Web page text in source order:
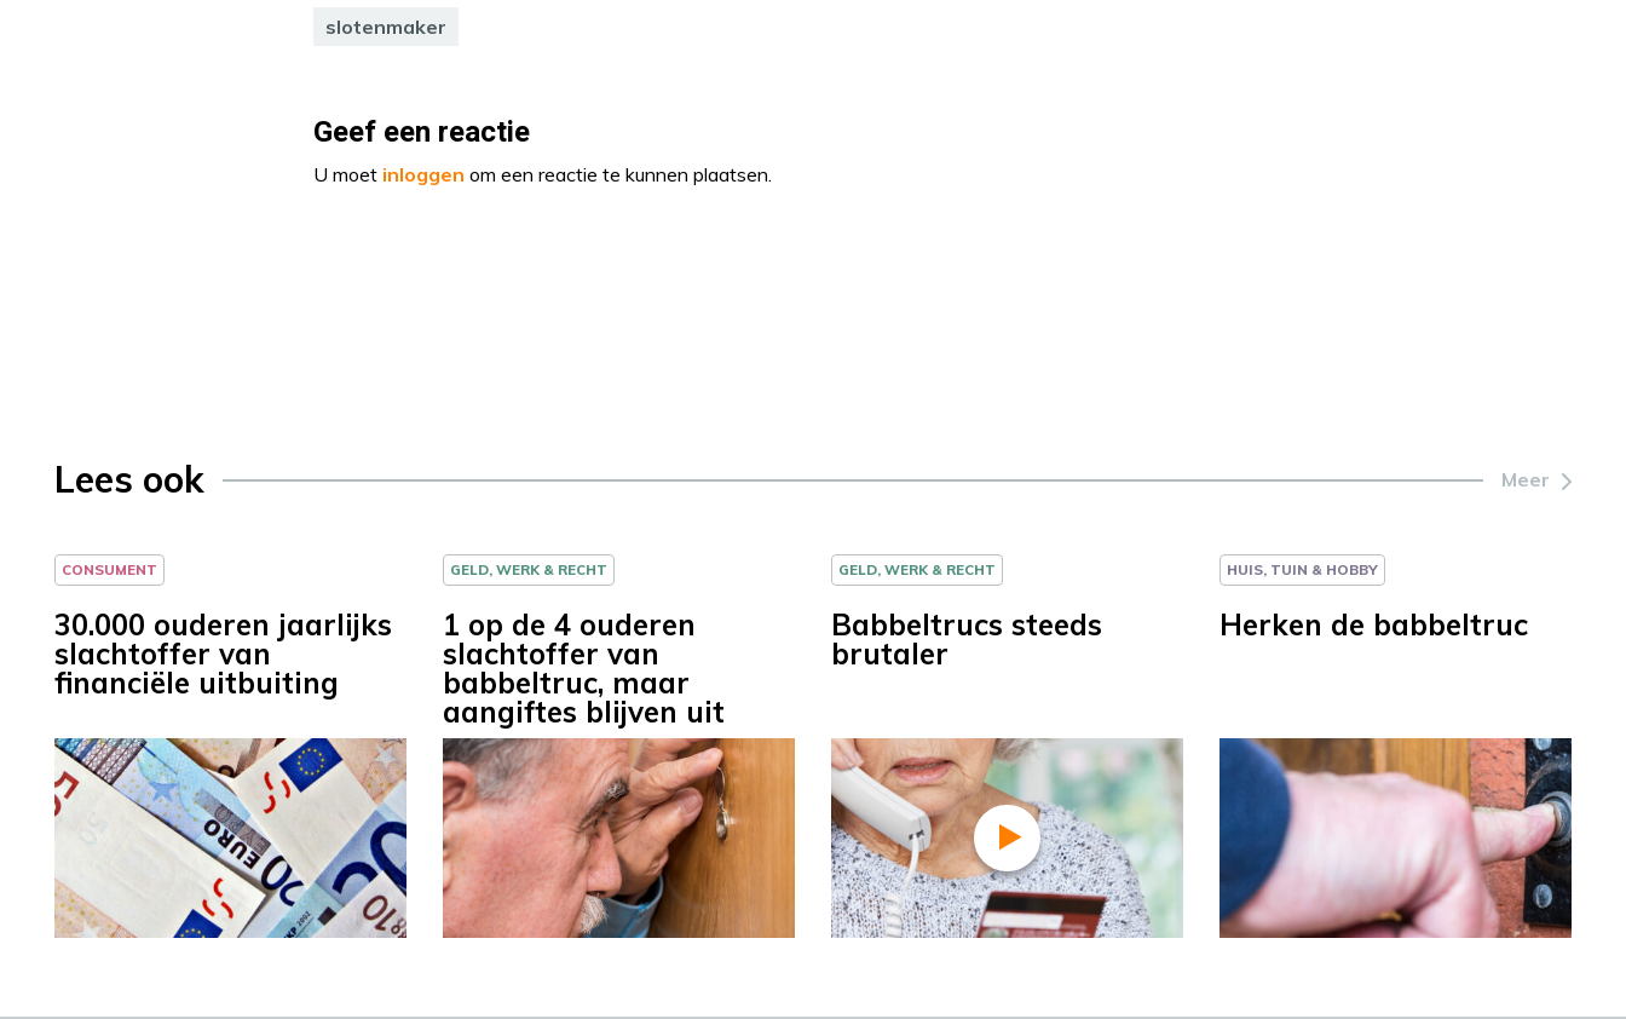
slotenmaker
Geef een reactie
U moet inloggen om een reactie te kunnen plaatsen.
Lees ook Meer
CONSUMENT
30.000 ouderen jaarlijks
slachtoffer van
financiële uitbuiting
GELD, WERK & RECHT
1 op de 4 ouderen
slachtoffer van
babbeltruc, maar
aangiftes blijven uit
GELD, WERK & RECHT
Babbeltrucs steeds
brutaler
HUIS, TUIN & HOBBY
Herken de babbeltruc